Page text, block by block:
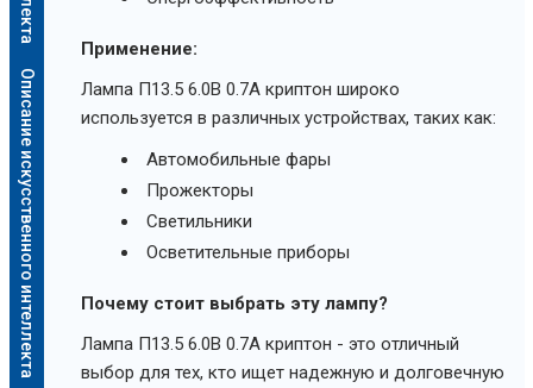
Описание искусственного интеллекта
Применение:
Лампа П13.5 6.0В 0.7А криптон широко
используется в различных устройствах, таких как:
Автомобильные фары
Прожекторы
Светильники
Осветительные приборы
Почему стоит выбрать эту лампу?
Лампа П13.5 6.0В 0.7А криптон - это отличный
выбор для тех, кто ищет надежную и долговечную